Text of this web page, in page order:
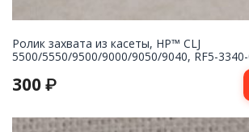
Ролик захвата из касеты, HP™ CLJ
5500/5550/9500/9000/9050/9040, RF5-
300 ₽